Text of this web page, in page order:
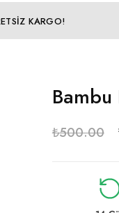
KARGO!
₺500.00